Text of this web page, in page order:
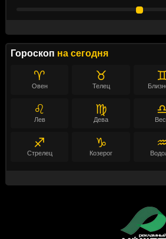
Гороскоп на сегодня
♈
Овен
♉
Телец
♌
Лев
♍
Дева
♐
Стрелец
♑
Козерог